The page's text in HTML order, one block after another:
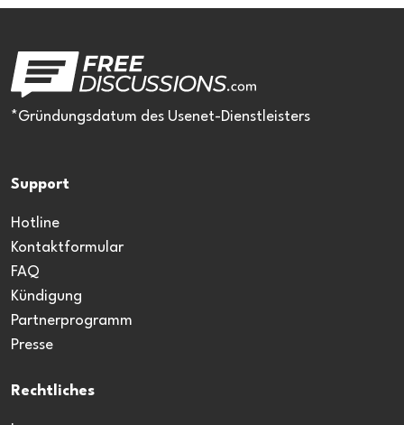
*Gründungsdatum des Usenet-Dienstleisters
Support
Hotline
Kontaktformular
FAQ
Kündigung
Partnerprogramm
Presse
Rechtliches